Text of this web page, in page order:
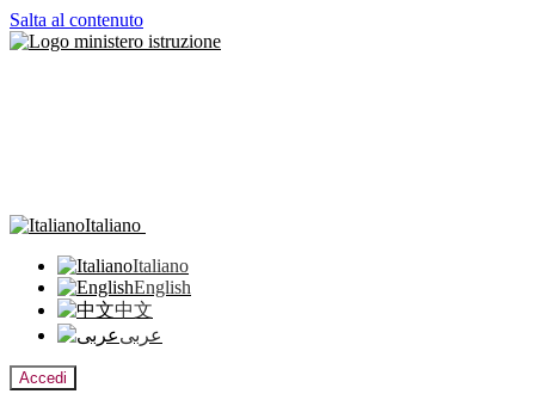
Salta al contenuto
Italiano
Italiano
English
中文
عربى
Accedi